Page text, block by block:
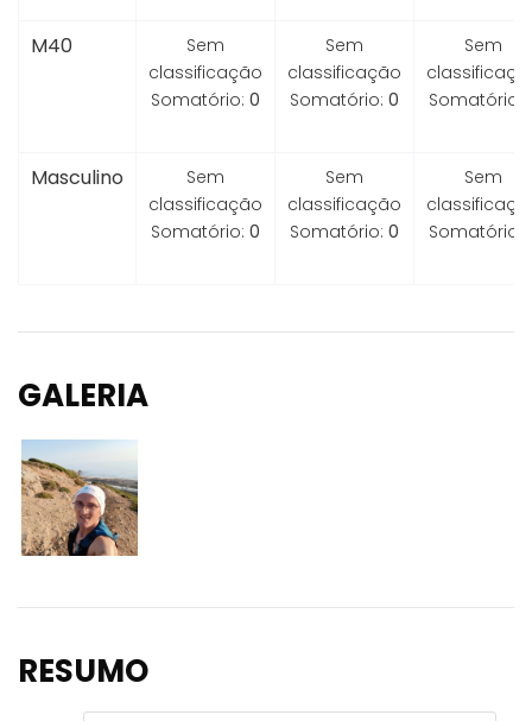
M40
Sem
classificação
Somatório: 0
Sem
classificação
Somatório: 0
Sem
Somatório:
Masculino
Sem
classificação
Somatório: 0
Sem
classificação
Somatório: 0
Sem
Somatório:
GALERIA
RESUMO